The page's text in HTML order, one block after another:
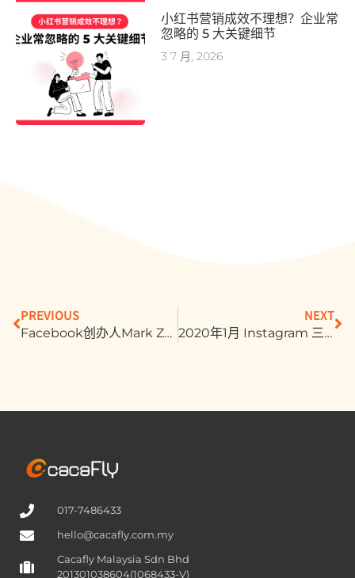
小红书营销成效不理想？企业常
忽略的 5 大关键细节
3 7 月, 2026
PREVIOUS
Facebook创办人Mark Zuckerberg公布面子书2020年趋势
NEXT
2020年1月 Instagram 三项更新，别错过囉！
017-7486433
hello@cacafly.com.my
Cacafly Malaysia Sdn Bhd
201301038604(1068433-V)